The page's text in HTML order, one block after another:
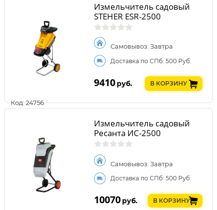
Код: 24756
Измельчитель садовый
STEHER ESR-2500
Самовывоз: Завтра
Доставка по СПб: 500 Руб.
9410 руб. В КОРЗИНУ
Измельчитель садовый
Ресанта ИС-2500
Самовывоз: Завтра
Доставка по СПб: 500 Руб.
10070 руб. В КОРЗИНУ